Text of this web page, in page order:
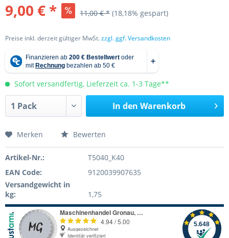
9,00 € * 11,00 € * (18,18% gespart)
Preise inkl. derzeit gültiger MwSt.zzgl. ggf. Versandkosten
Sofort versandfertig, Lieferzeit ca. 1-3 Tage**
In den Warenkorb
Merken Bewerten
Artikel-Nr.:
T5040_K40
EAN Code:
9120039907635
Versandgewicht in
kg:
1,75